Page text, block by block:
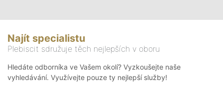
Najít specialistu
Plebiscit sdružuje těch nejlepších v oboru
Hledáte odborníka ve Vašem okolí? Vyzkoušejte naše
vyhledávání. Využívejte pouze ty nejlepší služby!